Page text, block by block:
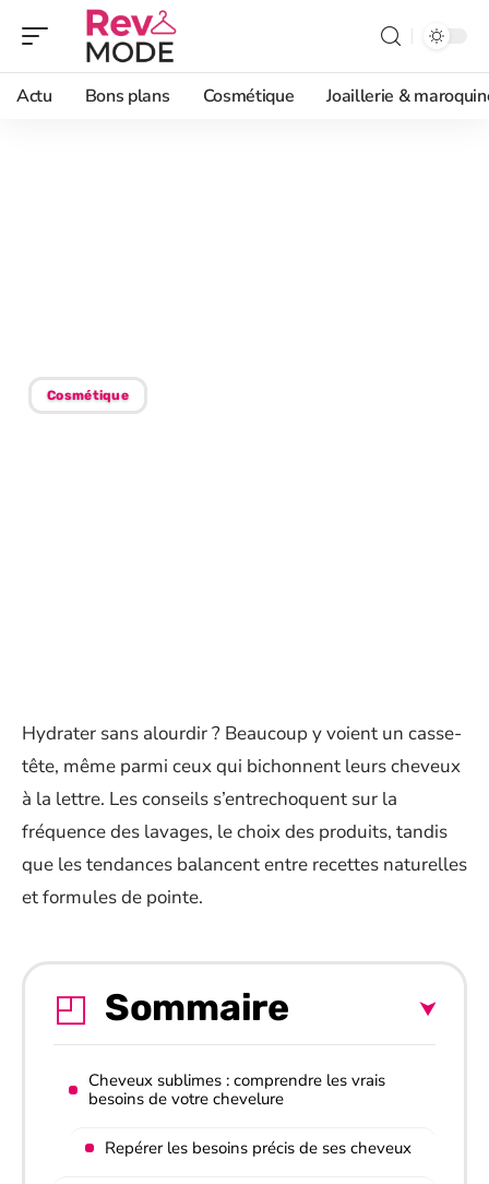
Actu Bons plans Cosmétique Joaillerie &
Cosmétique
Hydrater sans alourdir ? Beaucoup y voient un casse-
tête, même parmi ceux qui bichonnent leurs cheveux
à la lettre. Les conseils s’entrechoquent sur la
fréquence des lavages, le choix des produits, tandis
que les tendances balancent entre recettes naturelles
et formules de pointe.
Sommaire
Cheveux sublimes : comprendre les vrais
besoins de votre chevelure
Repérer les besoins précis de ses cheveux